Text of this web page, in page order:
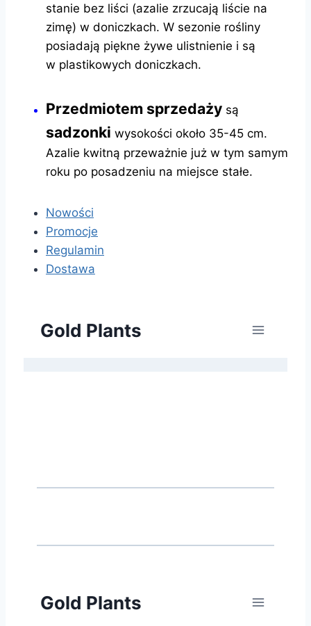
stanie bez liści (azalie zrzucają liście na
zimę) w doniczkach. W sezonie rośliny
posiadają piękne żywe ulistnienie i są
w plastikowych doniczkach.
Przedmiotem sprzedaży są
sadzonki wysokości około 35-45 cm.
Azalie kwitną przeważnie już w tym samym
roku po posadzeniu na miejsce stałe.
Nowości
Promocje
Regulamin
Dostawa